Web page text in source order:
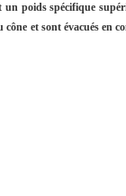
poids spécifique
et sont évacués en